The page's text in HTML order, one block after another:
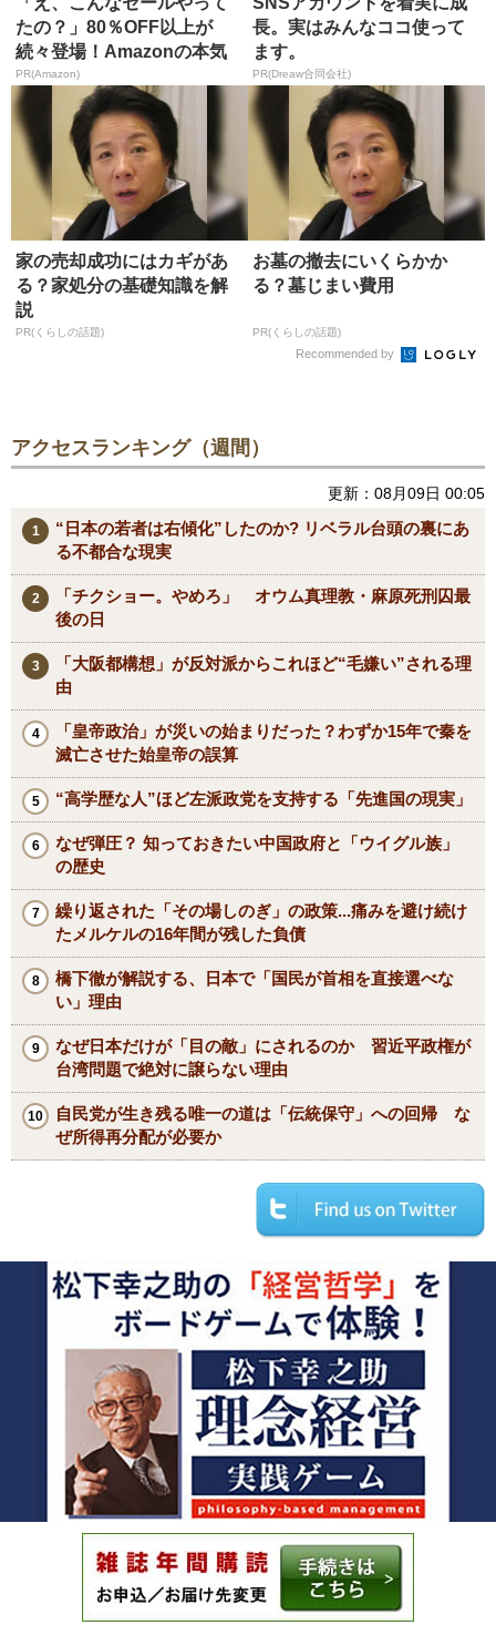
たの？」80％OFF以上が
続々登場！Amazonの本気
が...
PR(Amazon)
長。実はみんなココ使って
ます。
PR(Dreaw合同会社)
家の売却成功にはカギがあ
る？家処分の基礎知識を解
説
PR(くらしの話題)
お墓の撤去にいくらかか
る？墓じまい費用
PR(くらしの話題)
Recommended by
アクセスランキング（週間）
更新：08月09日 00:05
“日本の若者は右傾化”したのか? リベラル台頭の裏にあ
る不都合な現実
「チクショー。やめろ」 オウム真理教・麻原死刑囚最
後の日
「大阪都構想」が反対派からこれほど“毛嫌い”される理
由
「皇帝政治」が災いの始まりだった？わずか15年で秦を
滅亡させた始皇帝の誤算
“高学歴な人”ほど左派政党を支持する「先進国の現実」
なぜ弾圧？ 知っておきたい中国政府と「ウイグル族」
の歴史
繰り返された「その場しのぎ」の政策...痛みを避け続け
たメルケルの16年間が残した負債
橋下徹が解説する、日本で「国民が首相を直接選べな
い」理由
なぜ日本だけが「目の敵」にされるのか 習近平政権が
台湾問題で絶対に譲らない理由
自民党が生き残る唯一の道は「伝統保守」への回帰 な
ぜ所得再分配が必要か